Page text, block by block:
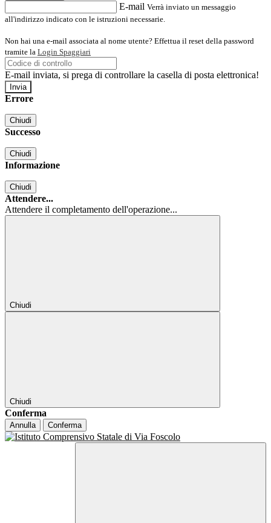
E-mail Verrà inviato un messaggio
all'indirizzo indicato con le istruzioni necessarie.
Non hai una e-mail associata al nome utente? Effettua il reset della password
tramite la Login Spaggiari
E-mail inviata, si prega di controllare la casella di posta elettronica!
Errore
Chiudi
Successo
Chiudi
Informazione
Chiudi
Attendere...
Attendere il completamento dell'operazione...
Chiudi
Chiudi
Conferma
Annulla Conferma